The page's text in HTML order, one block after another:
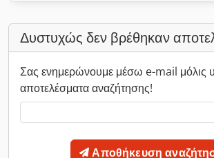
Δυστυχώς δεν βρέθηκαν
Σας ενημερώνουμε μέσω e-mail μόλις
αποτελέσματα αναζήτησης!
Αποθήκευση